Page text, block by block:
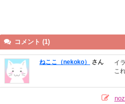
コメント (1)
ねここ（nekoko） さん
イ
こ